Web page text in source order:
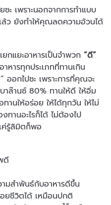
ะ เพราะนอกจากการทำแบบ
ว ยังทำให้คุณลดความอ้วนได้
แยะอาหารเป็นจำพวก “ดี”
หารทุกประเภทที่ทานเกิน
ออกไปซะ เพราะการที่คุณจะ
ล๊านซ์ 80% ทานให้ดี ให้อิ่ม
านให้อร่อย ให้ได้ทุกวัน ให้ไม่
ทานอะไรก็ได้ ไม่ต้องไป
ค่รู้ลิมิตก็พอ
ดี
ามสำพันธ์กับอาหารดีขึ้น
ยชีวิตได้ เหมือนปกติ